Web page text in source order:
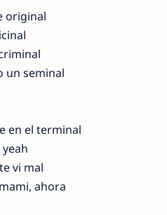
original
un seminal
en el terminal
vi mal
ahora